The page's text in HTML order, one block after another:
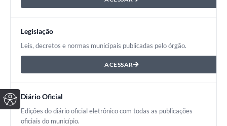
Legislação
Leis, decretos e normas municipais publicadas pelo órgão.
ACESSAR
Diário Oficial
Edições do diário oficial eletrônico com todas as publicações
oficiais do município.